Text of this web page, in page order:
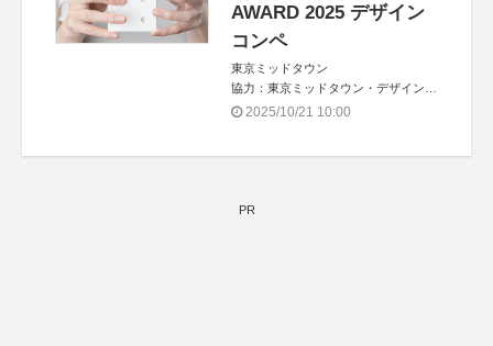
AWARD 2025 デザイン
コンペ
東京ミッドタウン
協力：東京ミッドタウン・デザインハ
ブ、株式会社JDN
2025/10/21 10:00
PR